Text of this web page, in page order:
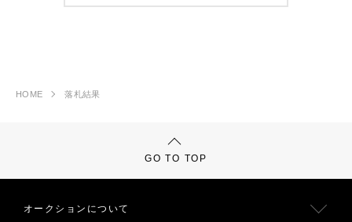
HOME 落札結果
GO TO TOP
オークションについて